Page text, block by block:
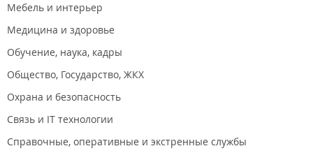
Мебель и интерьер
Медицина и здоровье
Обучение, наука, кадры
Общество, Государство, ЖКХ
Охрана и безопасность
Связь и IT технологии
Справочные, оперативные и экстренные службы